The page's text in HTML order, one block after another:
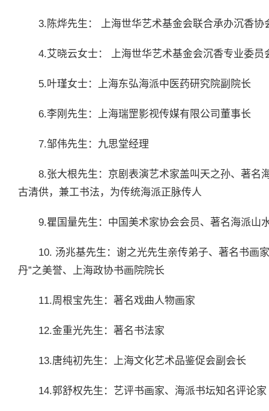
3.陈烨先生： 上海世华艺术基金会联合承办沉香协
4.艾晓云女士： 上海世华艺术基金会沉香专业委员
5.叶瑾女士：上海东弘海派中医药研究院副院长
6.李刚先生：上海瑞罡影视传媒有限公司董事长
7.邹伟先生：九思堂经理
8.张大根先生：京剧表演艺术家盖叫天之孙、著名
古清供，兼工书法，为传统海派正脉传人
9.瞿国量先生：中国美术家协会会员、著名海派山
10. 汤兆基先生：谢之光先生亲传弟子、著名书画
丹”之美誉、上海政协书画院院长
11.周根宝先生：著名戏曲人物画家
12.金重光先生：著名书法家
13.唐纯初先生：上海文化艺术品鉴促会副会长
14.郭舒权先生：艺评书画家、海派书坛知名评论家